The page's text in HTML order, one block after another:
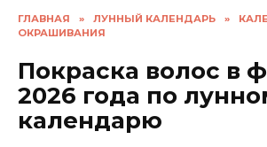
ГЛАВНАЯ » ЛУННЫЙ КАЛЕНДАРЬ »
ОКРАШИВАНИЯ
Покраска волос в
2026 года по
календарю